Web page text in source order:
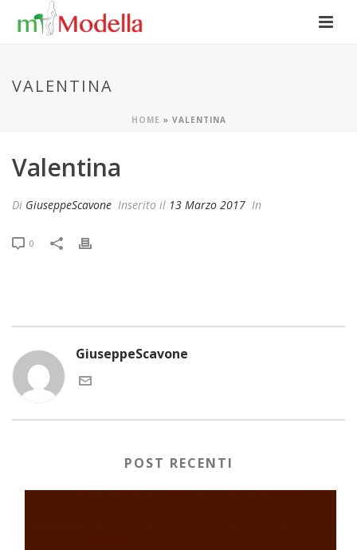
VALENTINA
HOME » VALENTINA
Valentina
Di GiuseppeScavone Inserito il 13 Marzo 2017 In
0
GiuseppeScavone
POST RECENTI